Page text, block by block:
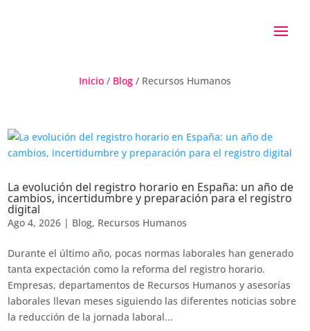
Inicio / Blog / Recursos Humanos
La evolución del registro horario en España: un año de
cambios, incertidumbre y preparación para el registro
digital
Ago 4, 2026 | Blog, Recursos Humanos
Durante el último año, pocas normas laborales han generado
tanta expectación como la reforma del registro horario.
Empresas, departamentos de Recursos Humanos y asesorías
laborales llevan meses siguiendo las diferentes noticias sobre
la reducción de la jornada laboral...